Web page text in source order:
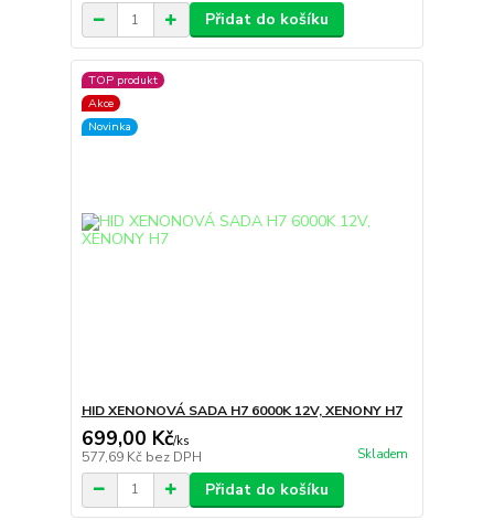
Přidat do košíku
TOP produkt
Akce
Novinka
HID XENONOVÁ SADA H7 6000K 12V, XENONY H7
699,00 Kč/ks
577,69 Kč bez DPH Skladem
Přidat do košíku